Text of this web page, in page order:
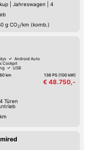
| Jahreswagen
4
g CO2 /km (komb.)
Android Auto
Cockpit
USB
km 136 PS (100 kW)
€ 48.750,-
4 Türen